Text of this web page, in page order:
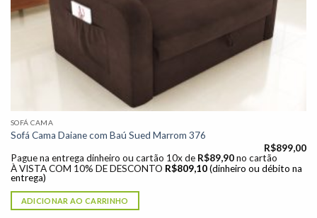
SOFÁ CAMA
Sofá Cama Daiane com Baú Sued Marrom 376
R$899,00
Pague na entrega dinheiro ou cartão 10x de R$89,90 no cartão
À VISTA COM 10% DE DESCONTO R$809,10 (dinheiro ou débito na
entrega)
ADICIONAR AO CARRINHO